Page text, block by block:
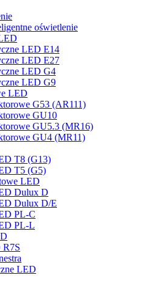
oświetlenie
LED E14
LED E27
LED G4
LED G9
LED
G53 (AR111)
GU10
GU5.3 (MR16)
GU4 (MR11)
T8 (G13)
T5 (G5)
LED
Dulux D
Dulux D/E
PL-C
PL-L
LED